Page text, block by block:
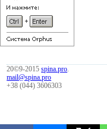
20©9-2015spina.pro.
mail@spina.pro
+38 (044) 3606303